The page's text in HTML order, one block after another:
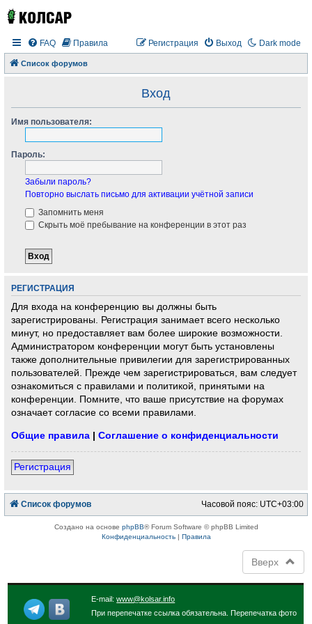
Dark mode
FAQ Правила Выход
Регистрация
Список форумов
Вход
Имя пользователя:
Пароль:
Забыли пароль?
Повторно выслать письмо для активации учётной записи
Запомнить меня
Скрыть моё пребывание на конференции в этот раз
РЕГИСТРАЦИЯ
Для входа на конференцию вы должны быть
зарегистрированы. Регистрация занимает всего несколько
минут, но предоставляет вам более широкие возможности.
Администратором конференции могут быть установлены
также дополнительные привилегии для зарегистрированных
пользователей. Прежде чем зарегистрироваться, вам следует
ознакомиться с правилами и политикой, принятыми на
конференции. Помните, что ваше присутствие на форумах
означает согласие со всеми правилами.
Общие правила |Соглашение о конфиденциальности
Регистрация
Список форумов Часовой пояс: UTC+03:00
Создано на основе phpBB® Forum Software © phpBB Limited
Конфиденциальность| Правила
Вверх
E-mail:www@kolsar.info
При перепечатке ссылка обязательна. Перепечатка фото